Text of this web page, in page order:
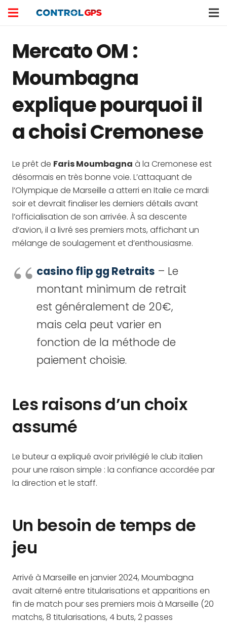
Mercato OM :
Moumbagna
explique pourquoi il
a choisi Cremonese
Le prêt de Faris Moumbagna à la Cremonese est
désormais en très bonne voie. L’attaquant de
l’Olympique de Marseille a atterri en Italie ce mardi
soir et devrait finaliser les derniers détails avant
l’officialisation de son arrivée. À sa descente
d’avion, il a livré ses premiers mots, affichant un
mélange de soulagement et d’enthousiasme.
casino flip gg Retraits – Le
montant minimum de retrait
est généralement de 20€,
mais cela peut varier en
fonction de la méthode de
paiement choisie.
Les raisons d’un choix
assumé
Le buteur a expliqué avoir privilégié le club italien
pour une raison simple : la confiance accordée par
la direction et le staff.
Un besoin de temps de
jeu
Arrivé à Marseille en janvier 2024, Moumbagna
avait alterné entre titularisations et apparitions en
fin de match pour ses premiers mois à Marseille (20
matchs, 8 titularisations, 4 buts, 2 passes